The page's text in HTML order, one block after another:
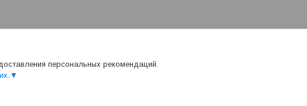
персональных рекомендаций.